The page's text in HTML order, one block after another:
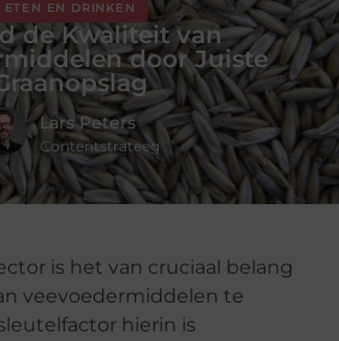
ETEN EN DRINKEN
de Kwaliteit van
door Juiste
Lars Peters
Contentstrateeg
is het van cruciaal belang
veevoedermiddelen te
hierin is